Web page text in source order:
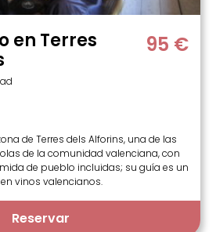
en Terres
95 €
de Terres dels Alforins, una de las
de la comunidad valenciana, con
de pueblo incluidas; su guía es un
vinos valencianos.
Reservar